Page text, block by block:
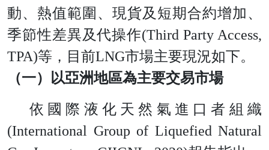
動、熱值範圍、現貨及短期合約增加、
季節性差異及代操作(Third Party Access,
TPA)等，目 前LNG市場主要現況如下。
（一）以亞洲地區為主要交易市場
依國際液化天然氣進口者組織
(International Group of Liquefied Natural